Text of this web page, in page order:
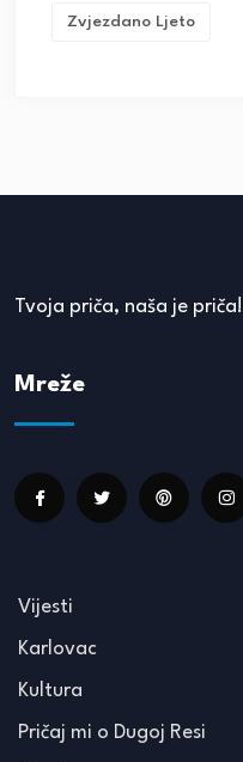
Zvjezdano Ljeto
Tvoja priča, naša je priča!
Mreže
Vijesti
Karlovac
Kultura
Pričaj mi o Dugoj Resi